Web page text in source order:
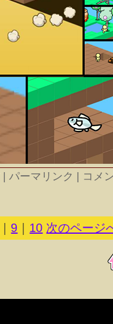
| パーマリンク | コメ
9 10 次のページ